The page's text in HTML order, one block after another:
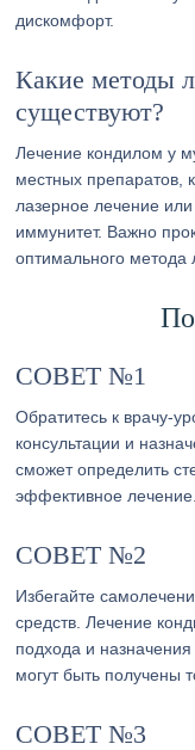
дискомфорт.
Какие методы
существуют?
Лечение кондилом у
местных препаратов,
лазерное лечение
иммунитет. Важно
оптимального метода
СОВЕТ №1
Обратитесь к врачу-
консультации и
сможет определить
эффективное лечение.
СОВЕТ №2
Избегайте
средств. Лечение
подхода и
могут быть получены
СОВЕТ №3